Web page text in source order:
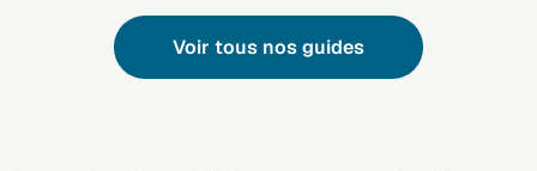
Voir tous nos guides